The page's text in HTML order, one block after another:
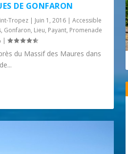
DE GONFARON
Tropez| Juin 1, 2016| Accessible
, Gonfaron, Lieu, Payant, Promenade
|
du Massif des Maures dans